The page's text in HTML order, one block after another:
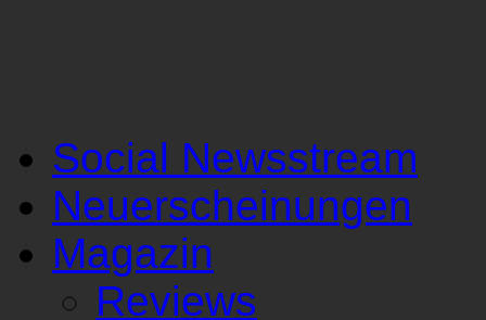
Social Newsstream
Neuerscheinungen
Magazin
Reviews